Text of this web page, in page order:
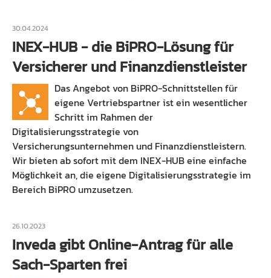
30.04.2024
INEX-HUB - die BiPRO-Lösung für
Versicherer und Finanzdienstleister
Das Angebot von BiPRO-Schnittstellen für
eigene Vertriebspartner ist ein wesentlicher
Schritt im Rahmen der
Digitalisierungsstrategie von
Versicherungsunternehmen und Finanzdienstleistern.
Wir bieten ab sofort mit dem INEX-HUB eine einfache
Möglichkeit an, die eigene Digitalisierungsstrategie im
Bereich BiPRO umzusetzen.
26.10.2023
Inveda gibt Online-Antrag für alle
Sach-Sparten frei